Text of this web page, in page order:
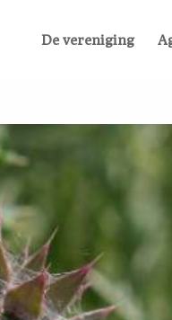
De vereniging